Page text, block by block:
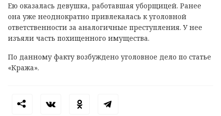
Ею оказалась девушка, работавшая уборщицей. Ранее
она уже неоднократно привлекалась к уголовной
ответственности за аналогичные преступления. У нее
изъяли часть похищенного имущества.
По данному факту возбуждено уголовное дело по статье
«Кража».